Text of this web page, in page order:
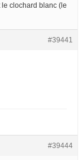
le clochard blanc (le
#39441
#39444